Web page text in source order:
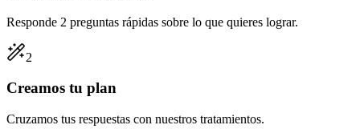
Responde 2 preguntas rápidas sobre lo que quieres lograr.
2
Creamos tu plan
Cruzamos tus respuestas con nuestros tratamientos.